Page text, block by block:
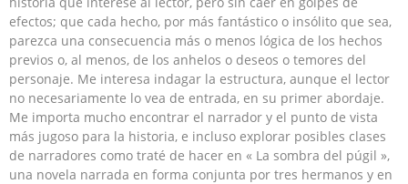
efectos; que cada hecho, por más fantástico o insólito que sea,
parezca una consecuencia más o menos lógica de los hechos
previos o, al menos, de los anhelos o deseos o temores del
personaje. Me interesa indagar la estructura, aunque el lector
no necesariamente lo vea de entrada, en su primer abordaje.
Me importa mucho encontrar el narrador y el punto de vista
más jugoso para la historia, e incluso explorar posibles clases
de narradores como traté de hacer en « La sombra del púgil »,
una novela narrada en forma conjunta por tres hermanos y en